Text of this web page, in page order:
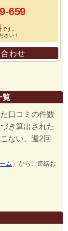
659
です。
さい！
わせ
覧
口コミの件数
き算出された
ない、週2回
ム 」からご連絡お